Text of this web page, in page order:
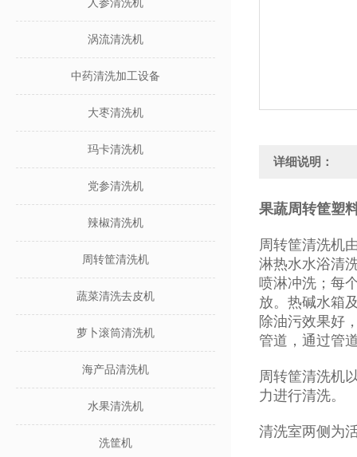
人参清洗机
涡流清洗机
中药清洗加工设备
大枣清洗机
玛卡清洗机
党参清洗机
辣椒清洗机
周转筐清洗机
蔬菜清洗去皮机
萝卜滚筒清洗机
海产品清洗机
水果清洗机
洗筐机
详细说明：
果蔬周转筐塑
周转筐清洗机
淋热水水浴清
喷淋冲洗；每
放。热碱水箱
除油污效果好
管道，通过管
周转筐清洗机
力进行清洗。
清洗室两侧为